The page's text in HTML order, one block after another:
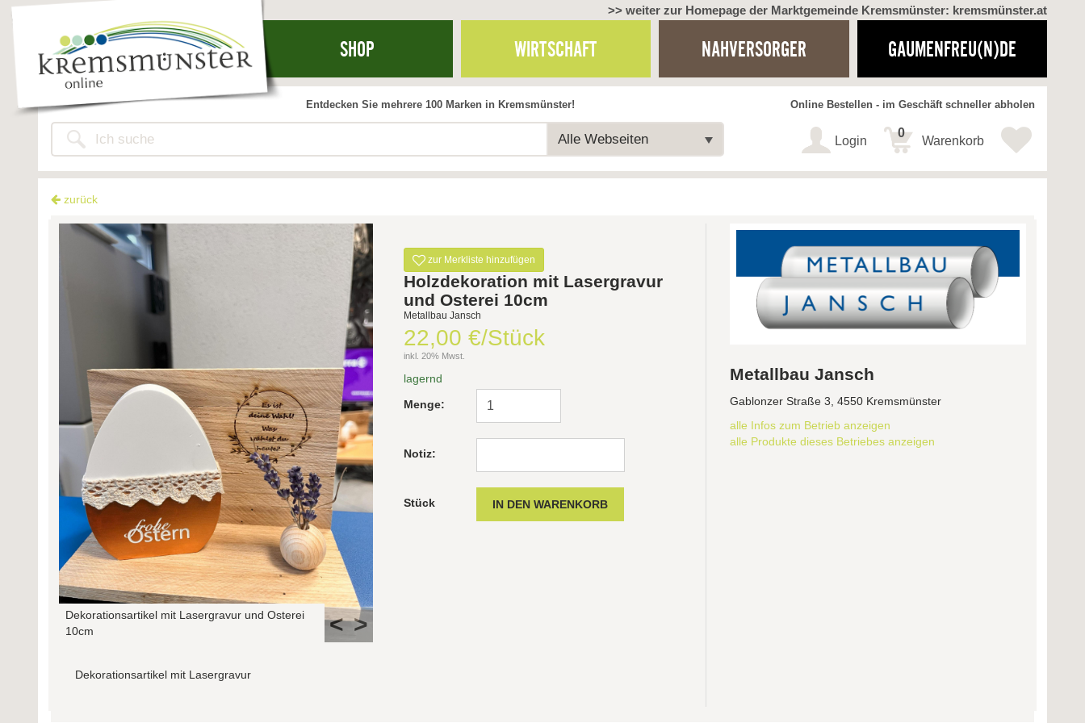
>> weiter zur Homepage der Marktgemeinde Kremsmünster: kremsmünster.at
SHOP WIRTSCHAFT NAHVERSORGER GAUMENFREU(N)DE
Alle Webseiten
Entdecken Sie mehrere 100 Marken in Kremsmünster! Online Bestellen - im Geschäft schneller abholen
Login Warenkorb
0
zurück
<
Dekorationsartikel mit Lasergravur und Osterei
10cm
>
zur Merkliste hinzufügen
Holzdekoration mit Lasergravur
und Osterei 10cm
Metallbau Jansch
22,00 €/Stück
inkl. 20% Mwst.
lagernd
Menge:
Notiz:
Stück
Dekorationsartikel mit Lasergravur
Metallbau Jansch
Gablonzer Straße 3, 4550 Kremsmünster
alle Infos zum Betrieb anzeigen
alle Produkte dieses Betriebes anzeigen